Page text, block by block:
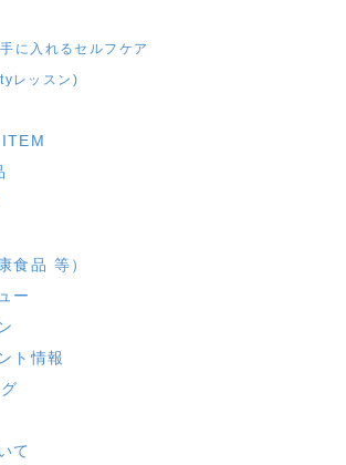
に入れるセルフケア
レッスン)
食品 等）
ー
ト情報
て